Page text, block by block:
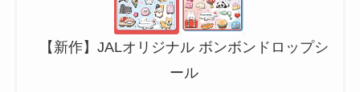
【新作】JALオリジナル ボンボンドロップシ
ール